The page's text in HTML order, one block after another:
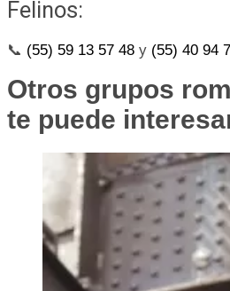
Felinos:
📞 (55) 59 13 57 48 y (55) 40 94
Otros grupos
te puede